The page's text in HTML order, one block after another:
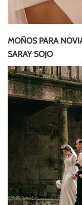
MOÑOS PARA
SARAY SOJO